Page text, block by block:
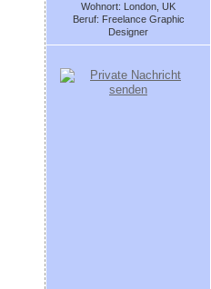
Wohnort: London, UK
Beruf: Freelance Graphic
Designer